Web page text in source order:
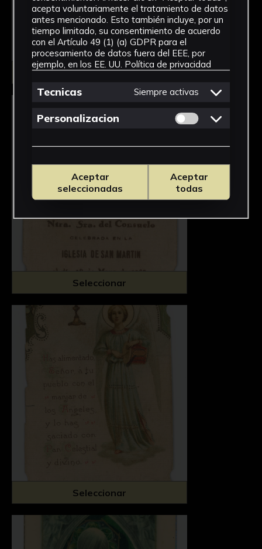
Seleccionar
Seleccionar
Seleccionar
acepta voluntariamente el tratamiento de datos
antes mencionado. Esto también incluye, por un
tiempo limitado, su consentimiento de acuerdo
con el Artículo 49 (1) (a) GDPR para el
procesamiento de datos fuera del EEE, por
ejemplo, en los EE. UU. Política de privacidad
Tecnicas Siempre activas
Personalizacion Permitir cookies
Aceptar
seleccionadas
Aceptar
todas